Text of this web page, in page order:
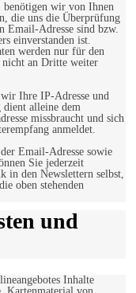
benötigen wir von Ihnen
die uns die Überprüfung
Email-Adresse sind bzw.
einverstanden ist.
werden nur für den
nicht an Dritte weiter
Ihre IP-Adresse und
dient alleine dem
missbraucht und sich
anmeldet.
Email-Adresse sowie
Sie jederzeit
in den Newslettern selbst,
oben stehenden
und
Inhalte